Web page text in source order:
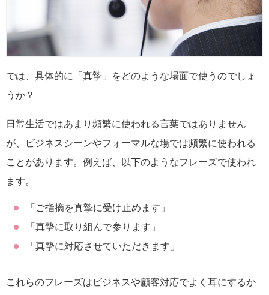
では、具体的に「真摯」をどのような場面で使うのでしょ
うか？
日常生活ではあまり頻繁に使われる言葉ではありません
が、ビジネスシーンやフォーマルな場では頻繁に使われる
ことがあります。例えば、以下のようなフレーズで使われ
ます。
「ご指摘を真摯に受け止めます」
「真摯に取り組んで参ります」
「真摯に対応させていただきます」
これらのフレーズはビジネスや顧客対応でよく耳にするか